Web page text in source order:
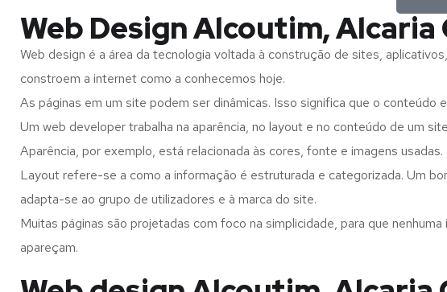
Web Design Alcoutim, Alcaria
Web design é a área da tecnologia voltada à construção de sites,
constroem a internet como a conhecemos hoje.
As páginas em um site podem ser dinâmicas. Isso significa que o
Um web developer trabalha na aparência, no layout e no conteúdo de um
Aparência, por exemplo, está relacionada às cores, fonte e imagens usadas.
Layout refere-se a como a informação é estruturada e categorizada. Um
adapta-se ao grupo de utilizadores e à marca do site.
Muitas páginas são projetadas com foco na simplicidade, para que
apareçam.